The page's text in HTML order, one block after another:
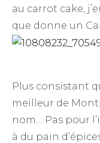
au carrot cake,
que donne un
Plus consistant
meilleur de
nom… Pas pour
à du pain